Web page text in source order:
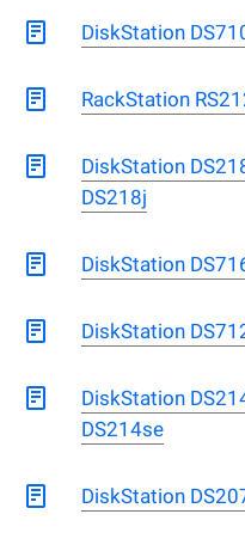
DiskStation
RackStation
DiskStation
DS218j
DiskStation
DiskStation
DiskStation
DS214se
DiskStation